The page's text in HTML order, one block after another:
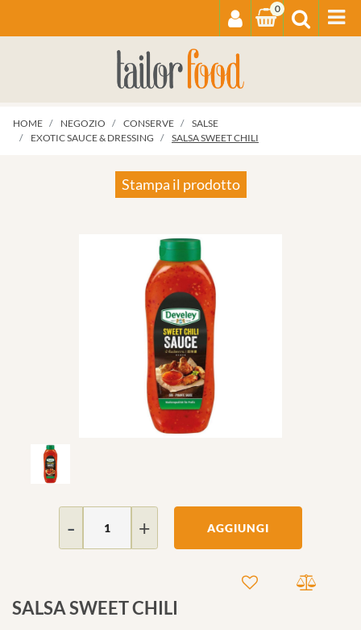
0
HOME NEGOZIO CONSERVE
SALSE
EXOTIC SAUCE & DRESSING
SALSA SWEET CHILI
Stampa il prodotto
AGGIUNGI
SALSA SWEET CHILI